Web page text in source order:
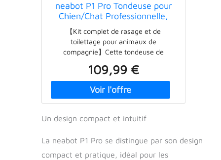
neabot P1 Pro Tondeuse pour
Chien/Chat Professionnelle,
Aspirateur de Poils pour
Animaux, Kit de Toilettage
pour Animaux, 5 Outils de
Toilettage Éprouvés (Noir)
【Kit complet de rasage et de
toilettage pour animaux de
compagnie】Cette tondeuse de
éprouvés : la brosse de toilettage et la
brosse de toilettage favorisent une
peau et un pelage doux, lisses et plus
sains pour votre animal de compagnie.
La tondeuse électrique offre
d'excellentes performances de coupe.
nettoyage peuvent être utilisés pour
recueillir les poils d'animaux sur le
109,99 €
Un design compact et intuitif
La neabot P1 Pro se distingue par son design
compact et pratique, idéal pour les